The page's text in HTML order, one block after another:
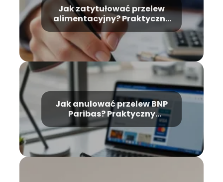
Jak zatytułować przelew
alimentacyjny? Praktyczne
wskazówki
Jak anulować przelew BNP
Paribas? Praktyczny
przewodnik krok po kroku